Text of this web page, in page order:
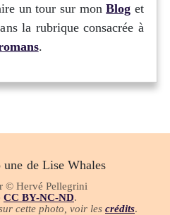
un tour sur monBlog et
la rubrique consacrée à
.
© Hervé Pellegrini
CC BY-NC-ND.
cette photo, voir les crédits.